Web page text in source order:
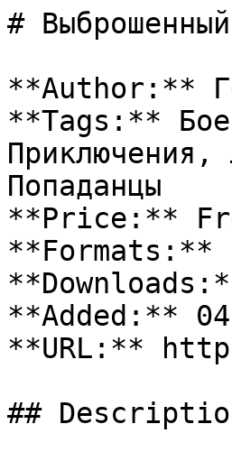
#
**Author:**
**Tags:**
Приключения,
Попаданцы
**Price:**
**Formats:**
**Added:**
**URL:**
##